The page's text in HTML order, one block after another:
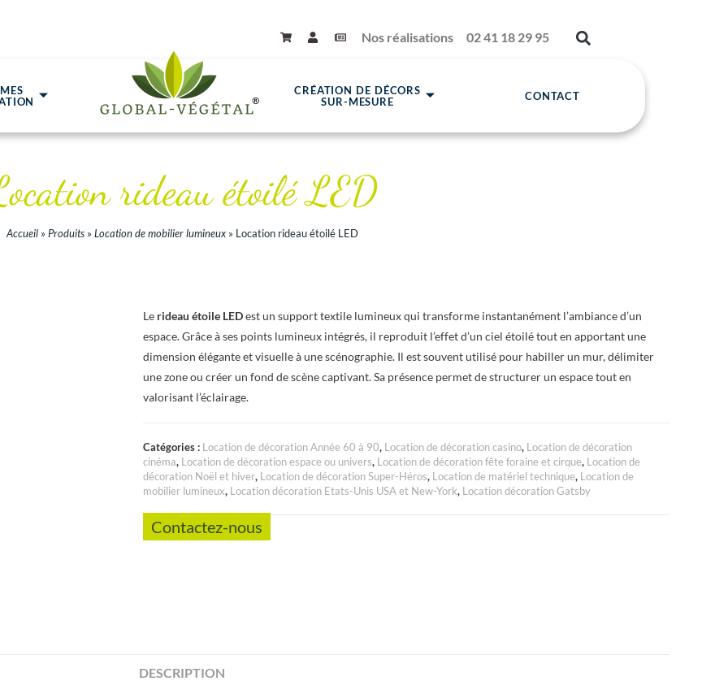
Nos réalisations 02 41 18 29 95
CRÉATION DE DÉCORS
SUR-MESURE
CONTACT
rideau étoilé LED
Accueil» Produits» Location de mobilier lumineux» Location rideau étoilé LED
Le rideau étoile LEDest un support textile lumineux qui transforme instantanément l’ambiance d’un
espace. Grâce à ses points lumineux intégrés, il reproduit l’effet d’un ciel étoilé tout en apportant une
dimension élégante et visuelle à une scénographie. Il est souvent utilisé pour habiller un mur, délimiter
une zone ou créer un fond de scène captivant. Sa présence permet de structurer un espace tout en
valorisant l’éclairage.
Catégories : Location de décoration Année 60 à 90, Location de décoration casino, Location de décoration
cinéma, Location de décoration espace ou univers, Location de décoration fête foraine et cirque, Location de
décoration Noël et hiver, Location de décoration Super-Héros, Location de matériel technique, Location de
mobilier lumineux, Location décoration Etats-Unis USA et New-York, Location décoration Gatsby
Contactez-nous
DESCRIPTION